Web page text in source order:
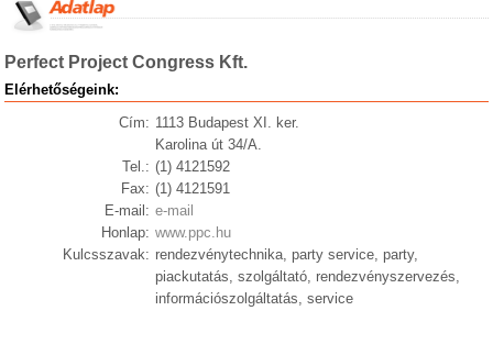
Perfect Project Congress Kft.
Elérhetőségeink:
Cím: 1113 Budapest XI. ker.
Karolina út 34/A.
Tel.: (1) 4121592
Fax: (1) 4121591
E-mail: e-mail
Honlap: www.ppc.hu
Kulcsszavak: rendezvénytechnika, party service, party,
piackutatás, szolgáltató, rendezvényszervezés,
információszolgáltatás, service